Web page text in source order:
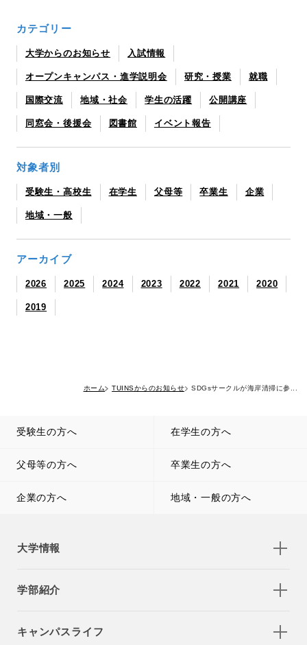
カテゴリー
大学からのお知らせ 入試情報
オープンキャンパス・進学説明会 研究・授業 就職
国際交流 地域・社会 学生の活躍 公開講座
同窓会・後援会 図書館 イベント報告
対象者別
受験生・高校生 在学生 父母等 卒業生 企業
地域・一般
アーカイブ
2026 2025 2024 2023 2022 2021 2020
2019
ホーム TUINSからのお知らせ SDGsサークルが海岸清掃に参...
受験生の方へ 在学生の方へ
父母等の方へ 卒業生の方へ
企業の方へ 地域・一般の方へ
大学情報
学部紹介
キャンパスライフ